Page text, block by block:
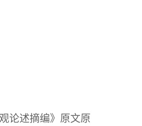
论述摘编》原文原